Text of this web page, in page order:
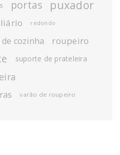
portas puxador
redondo
cozinha roupeiro
suporte de prateleira
varão de roupeiro